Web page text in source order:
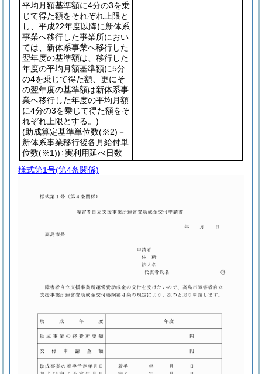
平均月額基準額に4分の3を乗
じて得た額をそれぞれ上限と
し、平成22年度以降に新体系
事業へ移行した事業所におい
ては、新体系事業へ移行した
翌年度の基準額は、移行した
年度の平均月額基準額に5分
の4を乗じて得た額、更にそ
の翌年度の基準額は新体系事
業へ移行した年度の平均月額
に4分の3を乗じて得た額をそ
れぞれ上限とする。)
(助成算定基準単位数(※2) －
新体系事業移行後各月給付単
位数(※1))÷実利用延べ日数
様式第1号(第4条関係)